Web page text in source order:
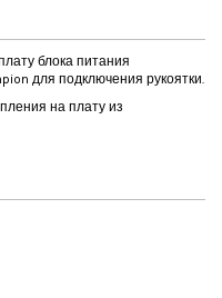
блока питания
для подключения рукоятки.
на плату из